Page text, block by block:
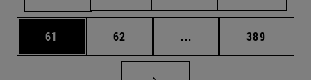
Página
61 Página
62 ... Páginas intermedias
Página
389